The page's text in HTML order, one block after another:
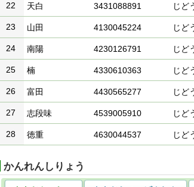
22 天白 3431088891 じど
23 山田 4130045224 じど
24 南陽 4230126791 じど
25 楠 4330610363 じど
26 富田 4430565277 じど
27 志段味 4539005910 じど
28 徳重 4630044537 じど
かんれんしりょう